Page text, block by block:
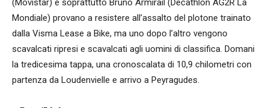
Mondiale) provano a resistere all’assalto del plotone trainato
dalla Visma Lease a Bike, ma uno dopo l’altro vengono
scavalcati ripresi e scavalcati agli uomini di classifica. Domani
la tredicesima tappa, una cronoscalata di 10,9 chilometri con
partenza da Loudenvielle e arrivo a Peyragudes.